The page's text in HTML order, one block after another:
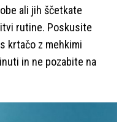
ali jih ščetkate
rutine. Poskusite
krtačo z mehkimi
in ne pozabite na